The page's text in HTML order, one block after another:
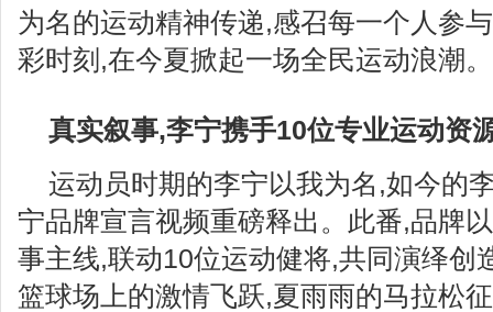
为名的运动精神传递,感召每一个人参
彩时刻,在今夏掀起一场全民运动浪潮。
真实叙事,李宁携手10位专业运动资
运动员时期的李宁以我为名,如今的
宁品牌宣言视频重磅释出。此番,品牌
事主线,联动10位运动健将,共同演绎创
篮球场上的激情飞跃,夏雨雨的马拉松